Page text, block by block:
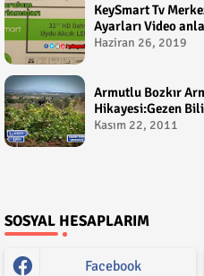
KeySmart Tv
Ayarları Video
Çetin
Haziran 26, 2019
Armutlu Bozkır
Hikayesi:Gezen
Kasım 22, 2011
SOSYAL HESAPLARIM
Facebook